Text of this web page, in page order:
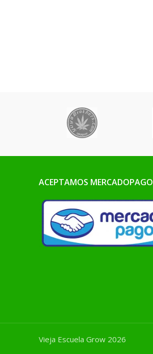
ACEPTAMOS MERCADOPAGO
Vieja Escuela Grow 2026